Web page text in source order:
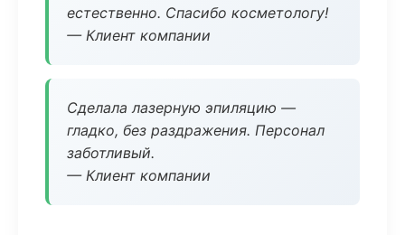
естественно. Спасибо косметологу!
— Клиент компании
Сделала лазерную эпиляцию —
гладко, без раздражения. Персонал
заботливый.
— Клиент компании